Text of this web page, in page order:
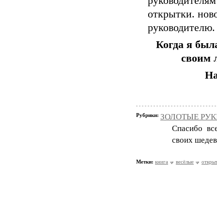
открытки.
руководителю.
Когда я
своим
Рубрики: ЗОЛОТЫЕ
Спасибо
своих
Метки: книга весёлые